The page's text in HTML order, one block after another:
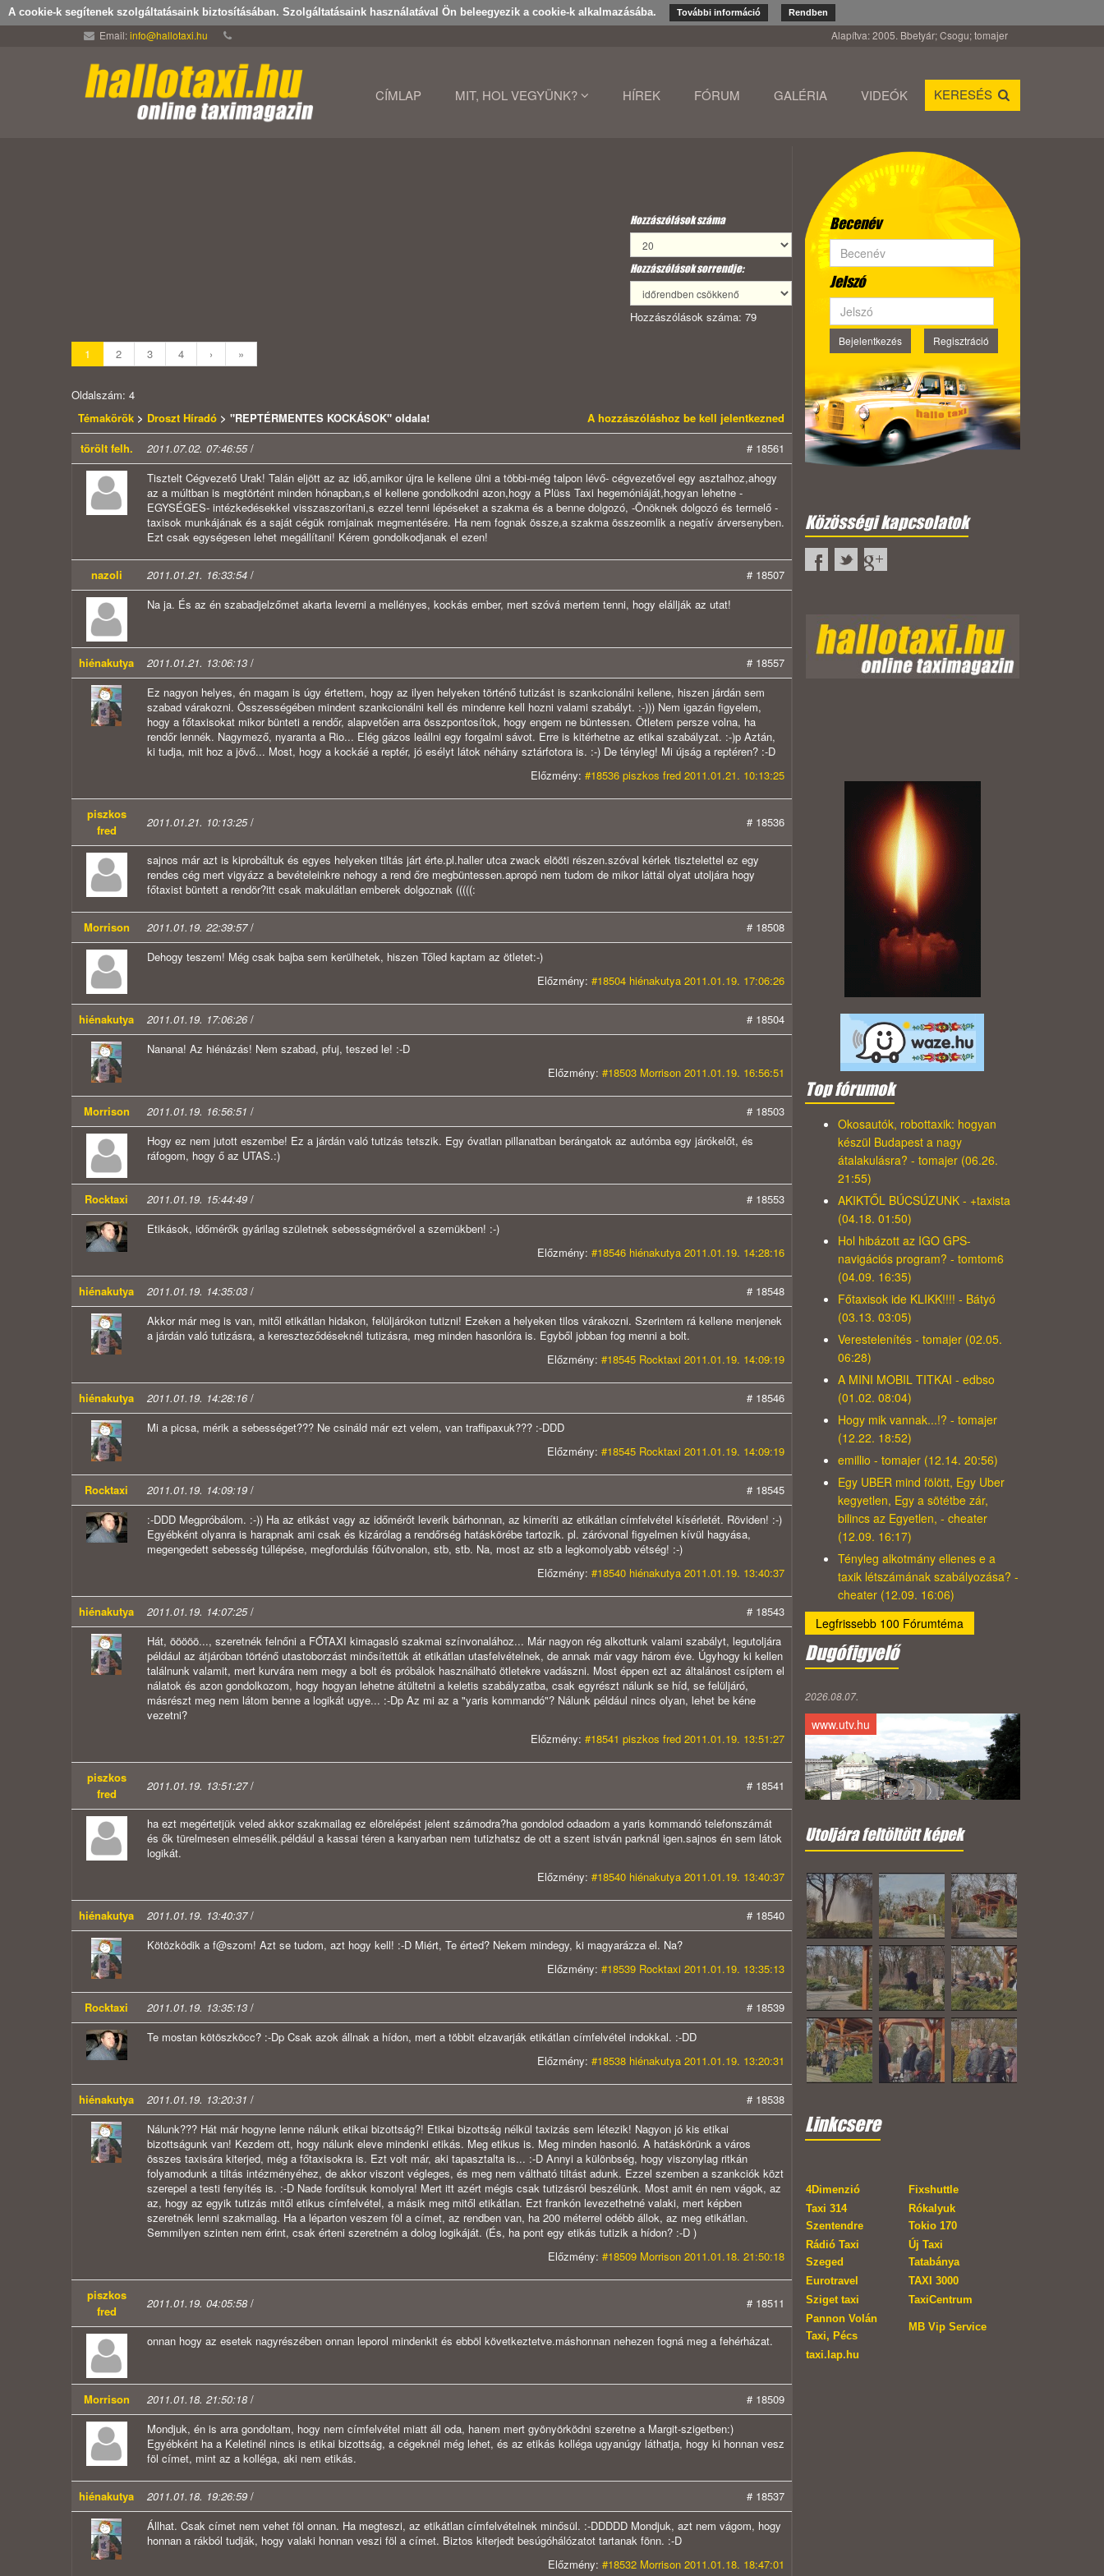
A cookie-k segítenek szolgáltatásaink biztosításában. Szolgáltatásaink használatával Ön beleegyezik a cookie-k alkalmazásába. További információ Rendben
Email:info@hallotaxi.hu Alapítva: 2005. Bbetyár; Csogu; tomajer
CÍMLAP MIT, HOL VEGYÜNK? HÍREK FÓRUM GALÉRIA VIDEÓK KERESÉS
Hozzászólások száma
Hozzászólások sorrendje:
Hozzászólások száma: 79
1 2 3 4 › »
Oldalszám: 4
Témakörök > Droszt Híradó > "REPTÉRMENTES KOCKÁSOK" oldala!
A hozzászóláshoz be kell jelentkezned
törölt felh.
2011.07.02. 07:46:55/
# 18561
Tisztelt Cégvezető Urak! Talán eljött az az idő,amikor újra le kellene ülni a többi-még talpon lévő- cégvezetővel egy asztalhoz,ahogy
az a múltban is megtörtént minden hónapban,s el kellene gondolkodni azon,hogy a Plüss Taxi hegemóniáját,hogyan lehetne -
EGYSÉGES- intézkedésekkel visszaszorítani,s ezzel tenni lépéseket a szakma és a benne dolgozó, -Önöknek dolgozó és termelő -
taxisok munkájának és a saját cégük romjainak megmentésére. Ha nem fognak össze,a szakma összeomlik a negatív árversenyben.
Ezt csak egységesen lehet megállítani! Kérem gondolkodjanak el ezen!
nazoli 2011.01.21. 16:33:54 /
# 18507
Na ja. És az én szabadjelzőmet akarta leverni a mellényes, kockás ember, mert szóvá mertem tenni, hogy elállják az utat!
hiénakutya 2011.01.21. 13:06:13 /
# 18557
Ez nagyon helyes, én magam is úgy értettem, hogy az ilyen helyeken történő tutizást is szankcionálni kellene, hiszen járdán sem
szabad várakozni. Összességében mindent szankcionálni kell és mindenre kell hozni valami szabályt. :-))) Nem igazán figyelem,
hogy a főtaxisokat mikor bünteti a rendőr, alapvetően arra összpontosítok, hogy engem ne büntessen. Ötletem persze volna, ha
rendőr lennék. Nagymező, nyaranta a Rio... Elég gázos leállni egy forgalmi sávot. Erre is kitérhetne az etikai szabályzat. :-)p Aztán,
ki tudja, mit hoz a jövő... Most, hogy a kockáé a reptér, jó esélyt látok néhány sztárfotora is. :-) De tényleg! Mi újság a reptéren? :-D
Előzmény: #18536 piszkos fred 2011.01.21. 10:13:25
piszkos
fred
2011.01.21. 10:13:25/ # 18536
sajnos már azt is kiprobáltuk és egyes helyeken tiltás járt érte.pl.haller utca zwack elööti részen.szóval kérlek tisztelettel ez egy
rendes cég mert vigyázz a bevételeinkre nehogy a rend őre megbüntessen.apropó nem tudom de mikor láttál olyat utoljára hogy
főtaxist büntett a rendör?itt csak makulátlan emberek dolgoznak (((((:
Morrison 2011.01.19. 22:39:57/
# 18508
Dehogy teszem! Még csak bajba sem kerülhetek, hiszen Tőled kaptam az ötletet:-)
Előzmény: #18504 hiénakutya 2011.01.19. 17:06:26
hiénakutya 2011.01.19. 17:06:26/
# 18504
Nanana! Az hiénázás! Nem szabad, pfuj, teszed le! :-D
Előzmény: #18503 Morrison 2011.01.19. 16:56:51
Morrison 2011.01.19. 16:56:51 /
# 18503
Hogy ez nem jutott eszembe! Ez a járdán való tutizás tetszik. Egy óvatlan pillanatban berángatok az autómba egy járókelőt, és
ráfogom, hogy ő az UTAS.:)
Rocktaxi 2011.01.19. 15:44:49 /
# 18553
Etikások, időmérők gyárilag születnek sebességmérővel a szemükben! :-)
Előzmény: #18546 hiénakutya 2011.01.19. 14:28:16
hiénakutya 2011.01.19. 14:35:03 /
# 18548
Akkor már meg is van, mitől etikátlan hidakon, felüljárókon tutizni! Ezeken a helyeken tilos várakozni. Szerintem rá kellene menjenek
a járdán való tutizásra, a kereszteződéseknél tutizásra, meg minden hasonlóra is. Egyből jobban fog menni a bolt.
Előzmény: #18545 Rocktaxi 2011.01.19. 14:09:19
hiénakutya 2011.01.19. 14:28:16/
# 18546
Mi a picsa, mérik a sebességet??? Ne csináld már ezt velem, van traffipaxuk??? :-DDD
Előzmény: #18545 Rocktaxi 2011.01.19. 14:09:19
Rocktaxi 2011.01.19. 14:09:19 /
# 18545
:-DDD Megpróbálom. :-)) Ha az etikást vagy az időmérőt leverik bárhonnan, az kimeríti az etikátlan címfelvétel kísérletét. Röviden! :-)
Egyébként olyanra is harapnak ami csak és kizárólag a rendőrség hatáskörébe tartozik. pl. záróvonal figyelmen kívül hagyása,
megengedett sebesség túllépése, megfordulás főútvonalon, stb, stb. Na, most az stb a legkomolyabb vétség! :-)
Előzmény: #18540 hiénakutya 2011.01.19. 13:40:37
hiénakutya 2011.01.19. 14:07:25/
# 18543
Hát, ööööö..., szeretnék felnőni a FŐTAXI kimagasló szakmai színvonalához... Már nagyon rég alkottunk valami szabályt, legutoljára
például az átjáróban történő utastoborzást minősítettük át etikátlan utasfelvételnek, de annak már vagy három éve. Úgyhogy ki kellen
találnunk valamit, mert kurvára nem megy a bolt és próbálok használható ötletekre vadászni. Most éppen ezt az általánost csíptem el
nálatok és azon gondolkozom, hogy hogyan lehetne átültetni a keletis szabályzatba, csak egyrészt nálunk se híd, se felüljáró,
másrészt meg nem látom benne a logikát ugye... :-Dp Az mi az a "yaris kommandó"? Nálunk például nincs olyan, lehet be kéne
vezetni?
Előzmény: #18541 piszkos fred 2011.01.19. 13:51:27
piszkos
fred
2011.01.19. 13:51:27/ # 18541
ha ezt megértetjük veled akkor szakmailag ez elörelépést jelent számodra?ha gondolod odaadom a yaris kommandó telefonszámát
és ők türelmesen elmesélik.például a kassai téren a kanyarban nem tutizhatsz de ott a szent istván parknál igen.sajnos én sem látok
logikát.
Előzmény: #18540 hiénakutya 2011.01.19. 13:40:37
hiénakutya 2011.01.19. 13:40:37/
# 18540
Kötözködik a f@szom! Azt se tudom, azt hogy kell! :-D Miért, Te érted? Nekem mindegy, ki magyarázza el. Na?
Előzmény: #18539 Rocktaxi 2011.01.19. 13:35:13
Rocktaxi 2011.01.19. 13:35:13 /
# 18539
Te mostan kötöszköcc? :-Dp Csak azok állnak a hídon, mert a többit elzavarják etikátlan címfelvétel indokkal. :-DD
Előzmény: #18538 hiénakutya 2011.01.19. 13:20:31
hiénakutya 2011.01.19. 13:20:31 /
# 18538
Nálunk??? Hát már hogyne lenne nálunk etikai bizottság?! Etikai bizottság nélkül taxizás sem létezik! Nagyon jó kis etikai
bizottságunk van! Kezdem ott, hogy nálunk eleve mindenki etikás. Meg etikus is. Meg minden hasonló. A hatáskörünk a város
összes taxisára kiterjed, még a főtaxisokra is. Ezt volt már, aki tapasztalta is... :-D Annyi a különbség, hogy viszonylag ritkán
folyamodunk a tiltás intézményéhez, de akkor viszont végleges, és meg nem váltható tiltást adunk. Ezzel szemben a szankciók közt
szerepel a testi fenyítés is. :-D Nade fordítsuk komolyra! Mert itt azért mégis csak tutizásról beszélünk. Most amit én nem vágok, az
az, hogy az egyik tutizás mitől etikus címfelvétel, a másik meg mitől etikátlan. Ezt frankón levezethetné valaki, mert képben
szeretnék lenni szakmailag. Ha a léparton veszem föl a címet, az rendben van, ha 200 méterrel odébb állok, az meg etikátlan.
Semmilyen szinten nem érint, csak érteni szeretném a dolog logikáját. (És, ha pont egy etikás tutizik a hídon? :-D )
Előzmény: #18509 Morrison 2011.01.18. 21:50:18
piszkos
fred
2011.01.19. 04:05:58 / # 18511
onnan hogy az esetek nagyrészében onnan leporol mindenkit és ebböl következtetve.máshonnan nehezen fogná meg a fehérházat.
Morrison 2011.01.18. 21:50:18 /
# 18509
Mondjuk, én is arra gondoltam, hogy nem címfelvétel miatt áll oda, hanem mert gyönyörködni szeretne a Margit-szigetben:)
Egyébként ha a Keletinél nincs is etikai bizottság, a cégeknél még lehet, és az etikás kolléga ugyanúgy láthatja, hogy ki honnan vesz
föl címet, mint az a kolléga, aki nem etikás.
hiénakutya 2011.01.18. 19:26:59 /
# 18537
Állhat. Csak címet nem vehet föl onnan. Ha megteszi, az etikátlan címfelvételnek minősül. :-DDDDD Mondjuk, azt nem vágom, hogy
honnan a rákból tudják, hogy valaki honnan veszi föl a címet. Biztos kiterjedt besúgóhálózatot tartanak fönn. :-D
Előzmény: #18532 Morrison 2011.01.18. 18:47:01
Becenév
Jelszó
Bejelentkezés Regisztráció
Közösségi kapcsolatok
Top fórumok
Okosautók, robottaxik: hogyan
készül Budapest a nagy
átalakulásra? - tomajer (06.26.
21:55)
AKIKTŐL BÚCSÚZUNK - +taxista
(04.18. 01:50)
Hol hibázott az IGO GPS-
navigációs program? - tomtom6
(04.09. 16:35)
Főtaxisok ide KLIKK!!!! - Bátyó
(03.13. 03:05)
Verestelenítés - tomajer (02.05.
06:28)
A MINI MOBIL TITKAI - edbso
(01.02. 08:04)
Hogy mik vannak...!? - tomajer
(12.22. 18:52)
emillio - tomajer (12.14. 20:56)
Egy UBER mind fölött, Egy Uber
kegyetlen, Egy a sötétbe zár,
bilincs az Egyetlen, - cheater
(12.09. 16:17)
Tényleg alkotmány ellenes e a
taxik létszámának szabályozása? -
cheater (12.09. 16:06)
Legfrissebb 100 Fórumtéma
Dugófigyelő
2026.08.07.
www.utv.hu
Utoljára feltöltött képek
Linkcsere
4Dimenzió
Fixshuttle
Taxi 314
Szentendre
Rókalyuk
Tokio 170
Rádió Taxi
Szeged
Új Taxi
Tatabánya
Eurotravel
TAXI 3000
Sziget taxi
TaxiCentrum
Pannon Volán
Taxi, Pécs
MB Vip Service
taxi.lap.hu